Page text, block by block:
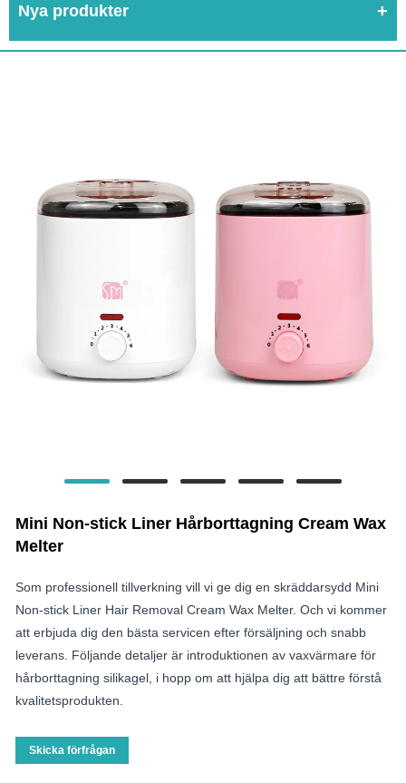
Nya produkter
Mini Non-stick Liner Hårborttagning Cream Wax
Melter
Som professionell tillverkning vill vi ge dig en skräddarsydd Mini
Non-stick Liner Hair Removal Cream Wax Melter. Och vi kommer
att erbjuda dig den bästa servicen efter försäljning och snabb
leverans. Följande detaljer är introduktionen av vaxvärmare för
hårborttagning silikagel, i hopp om att hjälpa dig att bättre förstå
kvalitetsprodukten.
Skicka förfrågan